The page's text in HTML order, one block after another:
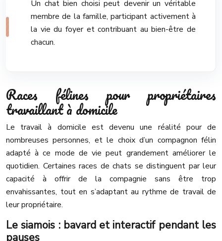
Un chat bien choisi peut devenir un véritable
membre de la famille, participant activement à
la vie du foyer et contribuant au bien-être de
chacun.
Races félines pour propriétaires
travaillant à domicile
Le travail à domicile est devenu une réalité pour de
nombreuses personnes, et le choix d’un compagnon félin
adapté à ce mode de vie peut grandement améliorer le
quotidien. Certaines races de chats se distinguent par leur
capacité à offrir de la compagnie sans être trop
envahissantes, tout en s’adaptant au rythme de travail de
leur propriétaire.
Le siamois : bavard et interactif pendant les
pauses